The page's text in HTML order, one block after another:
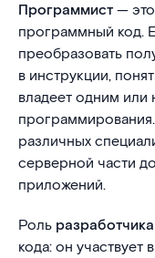
Программист—
программный код.
преобразовать
в инструкции,
владеет одним или
различных
серверной части
приложений.
Роль разработчика
кода: он